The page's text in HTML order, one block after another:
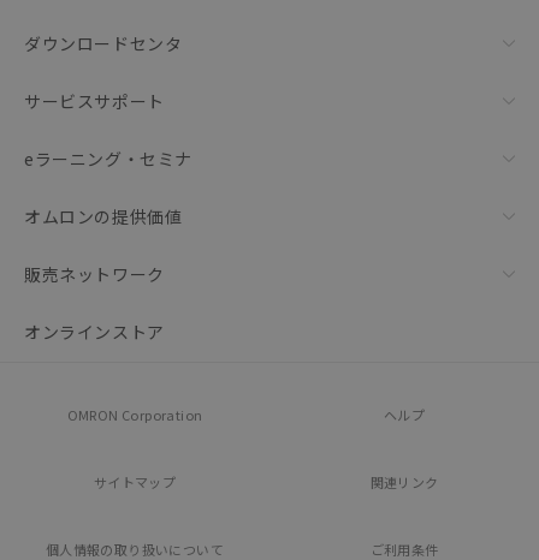
ダウンロードセンタ
サービスサポート
eラーニング・セミナ
オムロンの提供価値
販売ネットワーク
オンラインストア
OMRON Corporation ヘルプ
サイトマップ 関連リンク
個人情報の取り扱いについて ご利用条件